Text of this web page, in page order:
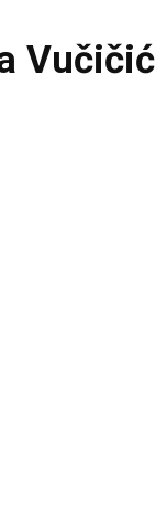
Vučičić